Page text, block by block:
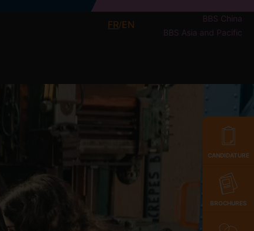
FR/EN
BBS China
BBS Asia and Pacific
CANDIDATURE
BROCHURES